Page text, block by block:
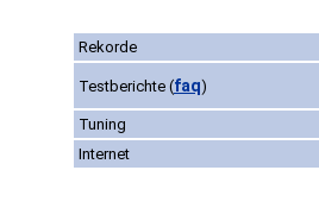
Rekorde
Testberichte (faq)
Tuning
Internet